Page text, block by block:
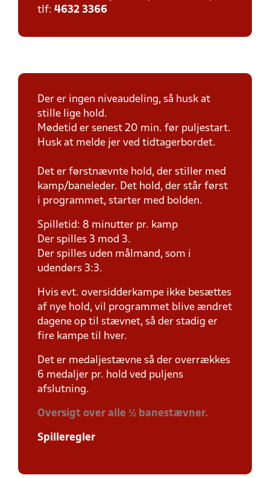
tlf: 4632 3366
Der er ingen niveaudeling, så husk at
stille lige hold.
Mødetid er senest 20 min. før puljestart.
Husk at melde jer ved tidtagerbordet.
Det er førstnævnte hold, der stiller med
kamp/baneleder. Det hold, der står først
i programmet, starter med bolden.
Spilletid: 8 minutter pr. kamp
Der spilles 3 mod 3.
Der spilles uden målmand, som i
udendørs 3:3.
Hvis evt. oversidderkampe ikke besættes
af nye hold, vil programmet blive ændret
dagene op til stævnet, så der stadig er
fire kampe til hver.
Det er medaljestævne så der overrækkes
6 medaljer pr. hold ved puljens
afslutning.
Oversigt over alle ½ banestævner.
Spilleregler